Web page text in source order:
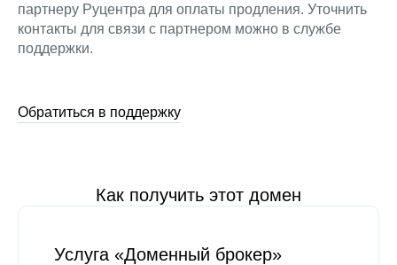
партнеру Руцентра для оплаты продления. Уточнить
контакты для связи с партнером можно в службе
поддержки.
Обратиться в поддержку
Как получить этот домен
Услуга «Доменный брокер»